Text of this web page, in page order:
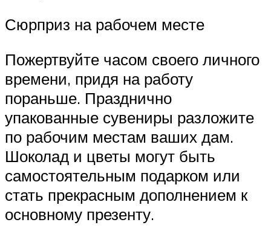
Сюрприз на рабочем месте
Пожертвуйте часом своего личного
времени, придя на работу
пораньше. Празднично
упакованные сувениры разложите
по рабочим местам ваших дам.
Шоколад и цветы могут быть
самостоятельным подарком или
стать прекрасным дополнением к
основному презенту.